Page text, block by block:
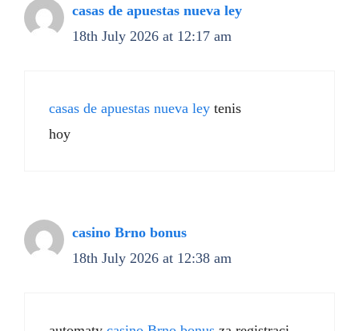
casas de apuestas nueva ley
18th July 2026 at 12:17 am
casas de apuestas nueva ley tenis
hoy
casino Brno bonus
18th July 2026 at 12:38 am